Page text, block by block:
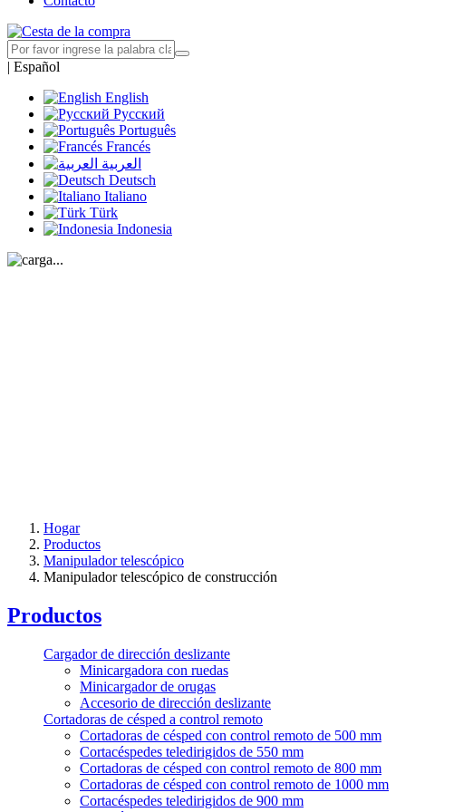
| Español
English
Русский
Português
Francés
العربية
Deutsch
Italiano
Türk
Indonesia
Hogar
Productos
Manipulador telescópico
Manipulador telescópico de construcción
Productos
Cargador de dirección deslizante
Minicargadora con ruedas
Minicargador de orugas
Accesorio de dirección deslizante
Cortadoras de césped a control remoto
Cortadoras de césped con control remoto de 500 mm
Cortacéspedes teledirigidos de 550 mm
Cortadoras de césped con control remoto de 800 mm
Cortadoras de césped con control remoto de 1000 mm
Cortacéspedes teledirigidos de 900 mm